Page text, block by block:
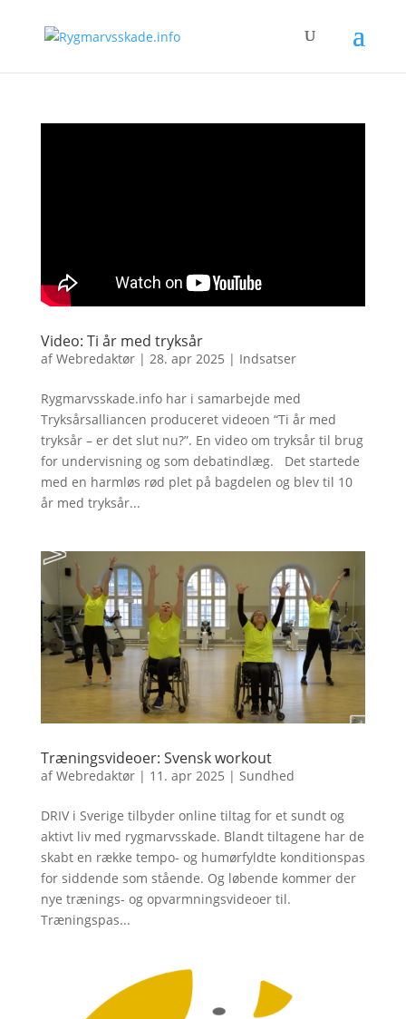
Video: Ti år med tryksår
afWebredaktør| 28. apr 2025 | Indsatser
Rygmarvsskade.info har i samarbejde med
Tryksårsalliancen produceret videoen “Ti år med
tryksår – er det slut nu?”. En video om tryksår til brug
for undervisning og som debatindlæg. Det startede
med en harmløs rød plet på bagdelen og blev til 10
år med tryksår...
Træningsvideoer: Svensk workout
afWebredaktør| 11. apr 2025 | Sundhed
DRIV i Sverige tilbyder online tiltag for et sundt og
aktivt liv med rygmarvsskade. Blandt tiltagene har de
skabt en række tempo- og humørfyldte konditionspas
for siddende som stående. Og løbende kommer der
nye trænings- og opvarmningsvideoer til.
Træningspas...